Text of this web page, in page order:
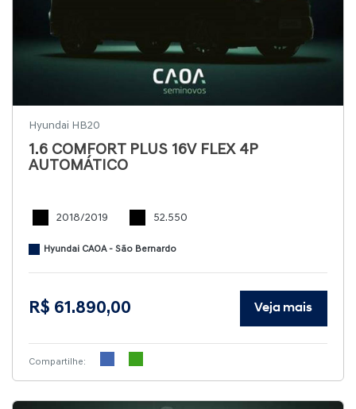
Hyundai HB20
1.6 COMFORT PLUS 16V FLEX 4P
AUTOMÁTICO
2018/2019 52.550
Hyundai CAOA - São Bernardo
R$ 61.890,00 Veja mais
Compartilhe: